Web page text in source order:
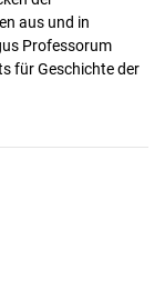
aus und in
Professorum
für Geschichte der